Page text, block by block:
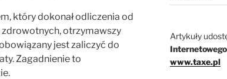
który dokonał odliczenia od
zdrowotnych, otrzymawszy
jest zaliczyć do
Zagadnienie to
Artykuły
www.taxe.pl